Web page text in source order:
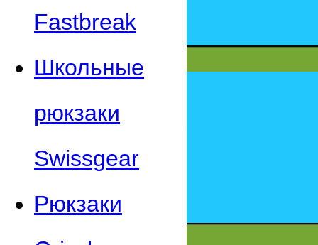
Fastbreak
Школьные
рюкзаки
Swissgear
Рюкзаки